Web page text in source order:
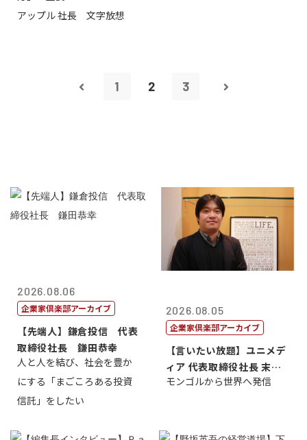
アップル 社長 文字放想
1 2 3
2026.08.06
企業家倶楽部アーカイブ
【先端人】鎌倉投信 代表
取締役社長 鎌田恭幸
人と人を結び、社会を豊か
にする「まごころある投資
信託」をしたい
2026.08.05
企業家倶楽部アーカイブ
【言いたい放題】ユニメデ
ィア 代表取締役社長 末田
真
モンゴルから世界へ発信